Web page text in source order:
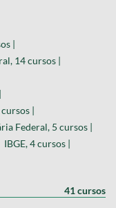
|
14 cursos |
|
Federal, 5 cursos |
IBGE, 4 cursos |
41 cursos